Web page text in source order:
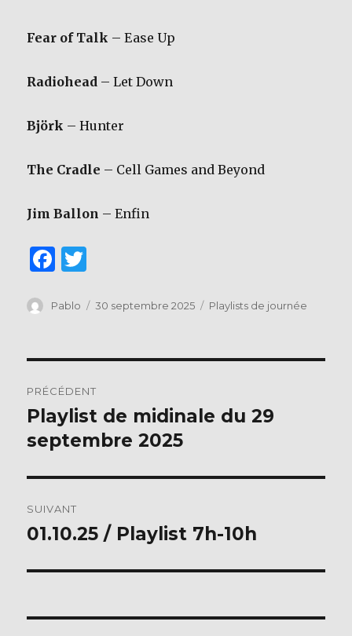
Fear of Talk – Ease Up
Radiohead – Let Down
Björk – Hunter
The Cradle – Cell Games and Beyond
Jim Ballon – Enfin
F
c
b
o
o
k
it
r
Auteur
Pablo
Publié
30 septembre 2025 Catégories
Playlists de journée
de
l’article
PRÉCÉDENT
Publication
précédente :
Playlist de midinale du 29
septembre 2025
SUIVANT
Publication
01.10.25 / Playlist 7h-10h